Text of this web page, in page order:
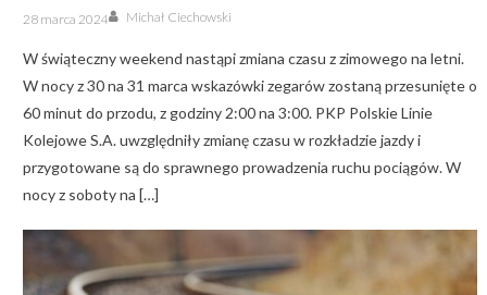
Posted
on
28 marca 2024 Author
Michał Ciechowski
W świąteczny weekend nastąpi zmiana czasu z zimowego na letni.
W nocy z 30 na 31 marca wskazówki zegarów zostaną przesunięte o
60 minut do przodu, z godziny 2:00 na 3:00. PKP Polskie Linie
Kolejowe S.A. uwzględniły zmianę czasu w rozkładzie jazdy i
przygotowane są do sprawnego prowadzenia ruchu pociągów. W
nocy z soboty na […]